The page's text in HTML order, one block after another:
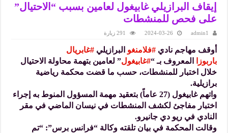
إيقاف البرازيلي غابيغول لعامين بسبب “الاحتيال”
على فحص للمنشطات
admin1
2024-03-26 291 زيارة
أوقف مهاجم نادي#فلامنغو البرازيلي#غابريال
باربوزا
المعروف بـ “#غابيغول” لعامين بتهمة محاولة الاحتيال
خلال اختبار للمنشطات، حسب ما قضت محكمة رياضية
برازيلية.
واتهم غابيغول (27 عاماً) بتعقيد مهمة المسؤول المنوط به إجراء
اختبار مفاجئ لكشف المنشطات في نيسان الماضي في مقر
النادي في ريو دي جانيرو.
وقالت المحكمة في بيان تلقته وكالة “فرانس برس”: “تم